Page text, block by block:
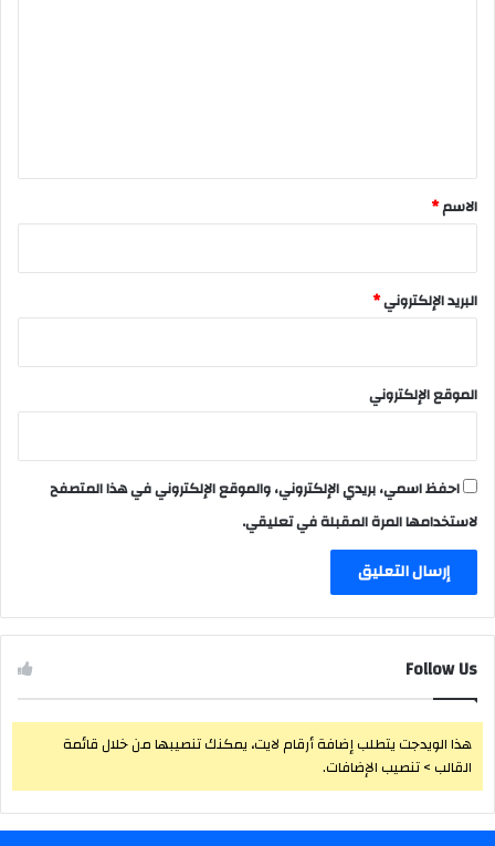
*
الاسم*
البريد الإلكتروني*
الموقع الإلكتروني
احفظ اسمي، بريدي الإلكتروني، والموقع الإلكتروني في هذا المتصفح
لاستخدامها المرة المقبلة في تعليقي.
Follow Us
هذا الويدجت يتطلب إضافة أرقام لايت، يمكنك تنصيبها من خلال قائمة
القالب > تنصيب الإضافات.